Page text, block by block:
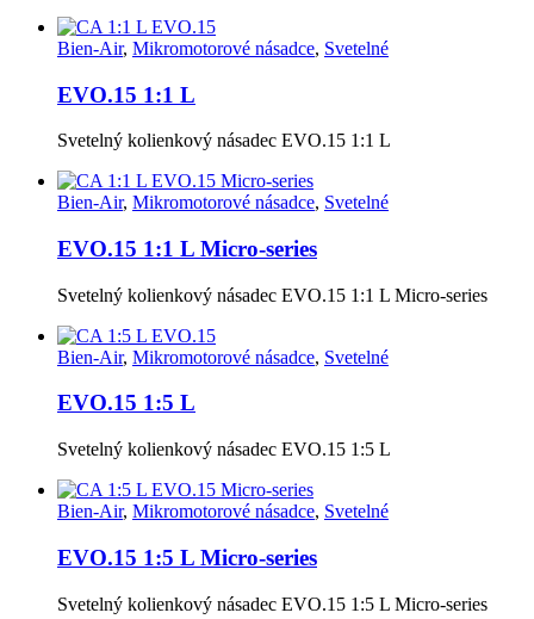
Bien-Air, Mikromotorové násadce, Svetelné
EVO.15 1:1 L
Svetelný kolienkový násadec EVO.15 1:1 L
Bien-Air, Mikromotorové násadce, Svetelné
EVO.15 1:1 L Micro-series
Svetelný kolienkový násadec EVO.15 1:1 L Micro-series
Bien-Air, Mikromotorové násadce, Svetelné
EVO.15 1:5 L
Svetelný kolienkový násadec EVO.15 1:5 L
Bien-Air, Mikromotorové násadce, Svetelné
EVO.15 1:5 L Micro-series
Svetelný kolienkový násadec EVO.15 1:5 L Micro-series